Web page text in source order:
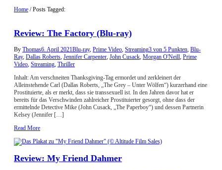
Home /Posts Tagged:
Review: The Factory (Blu-ray)
By Thomas6. April 2021Blu-ray, Prime Video, Streaming3 von 5 Punkten, Blu-
Ray, Dallas Roberts, Jennifer Carpenter, John Cusack, Morgan O'Neill, Prime
Video, Streaming, Thriller
Inhalt: Am verschneiten Thanksgiving-Tag ermordet und zerkleinert der
Alleinstehende Carl (Dallas Roberts, „The Grey – Unter Wölfen“) kurzerhand eine
Prostituierte, als er merkt, dass sie transsexuell ist. In den Jahren davor hat er
bereits für das Verschwinden zahlreicher Prostituierter gesorgt, ohne dass der
ermittelnde Detective Mike (John Cusack, „The Paperboy“) und dessen Partnerin
Kelsey (Jennifer […]
Read More
Review: My Friend Dahmer